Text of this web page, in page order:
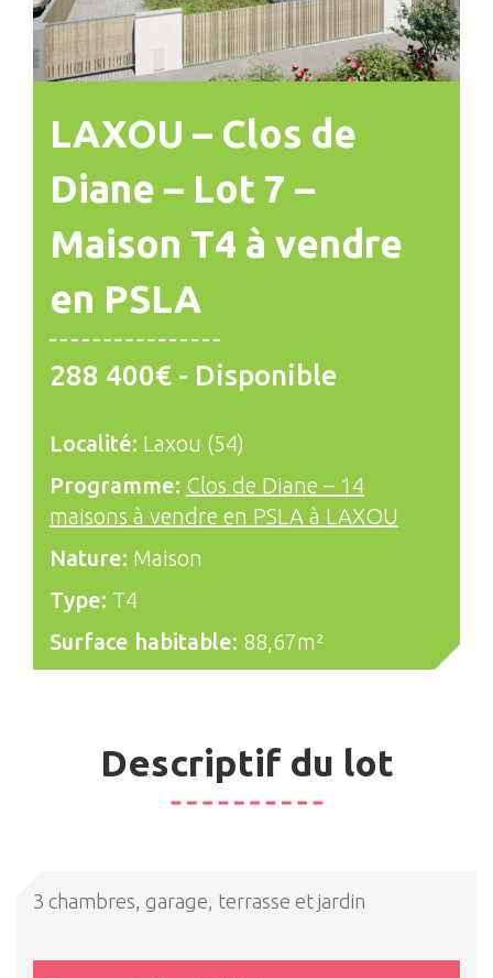
LAXOU – Clos de
Diane – Lot 7 –
Maison T4 à vendre
en PSLA
288 400€ - Disponible
Localité: Laxou (54)
Programme: Clos de Diane – 14
maisons à vendre en PSLA à LAXOU
Nature: Maison
Type: T4
Surface habitable: 88,67m²
Descriptif du lot
3 chambres, garage, terrasse et jardin